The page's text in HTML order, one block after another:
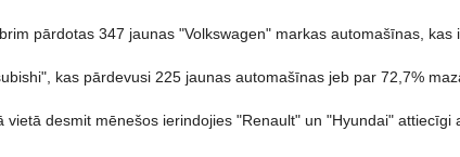
pārdotas 347 jaunas "Volkswagen" markas automašīnas, kas
kas pārdevusi 225 jaunas automašīnas jeb par 72,7%
vietā desmit mēnešos ierindojies "Renault" un "Hyundai"